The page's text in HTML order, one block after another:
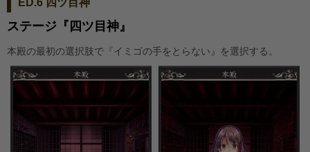
ED.6 四ツ目神
ステージ『四ツ目神』
本殿の最初の選択肢で『イミゴの手をとらない』を選択する。